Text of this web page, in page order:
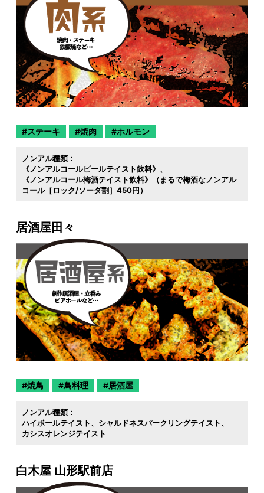
ステーキ 焼肉 ホルモン
ノンアル種類：
《ノンアルコールビールテイスト飲料》
《ノンアルコール梅酒テイスト飲料》（まるで梅酒なノンアル
コール［ロック/ソーダ割］450円）
居酒屋田々
焼鳥 鳥料理 居酒屋
ノンアル種類：
ハイボールテイスト
シャルドネスパークリングテイスト
カシスオレンジテイスト
白木屋 山形駅前店